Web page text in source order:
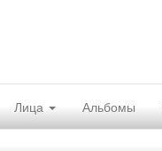
Лица Альбомы